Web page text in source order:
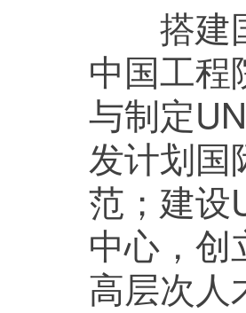
搭建国
中国工程
与制定
发计划国
范；建设
中心，创
高层次人